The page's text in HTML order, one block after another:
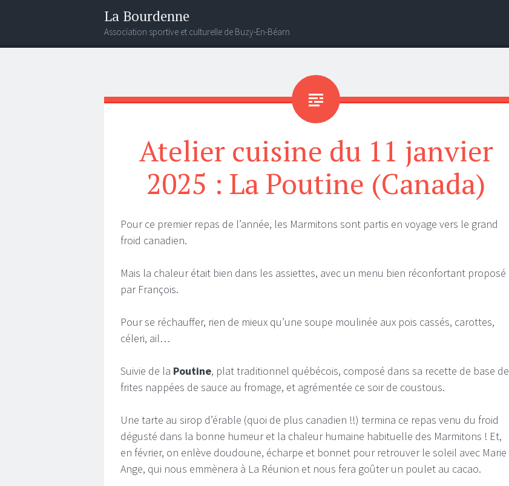
La Bourdenne
Association sportive et culturelle de Buzy-En-Béarn
Menu
Gadgets
Recherche
Atelier cuisine du 11 janvier
2025 : La Poutine (Canada)
Pour ce premier repas de l’année, les Marmitons sont partis en voyage vers le grand
froid canadien.
Mais la chaleur était bien dans les assiettes, avec un menu bien réconfortant proposé
par François.
Pour se réchauffer, rien de mieux qu’une soupe moulinée aux pois cassés, carottes,
céleri, ail…
Suivie de la Poutine, plat traditionnel québécois, composé dans sa recette de base de
frites nappées de sauce au fromage, et agrémentée ce soir de coustous.
Une tarte au sirop d’érable (quoi de plus canadien !!) termina ce repas venu du froid
dégusté dans la bonne humeur et la chaleur humaine habituelle des Marmitons ! Et,
en février, on enlève doudoune, écharpe et bonnet pour retrouver le soleil avec Marie
Ange, qui nous emmènera à La Réunion et nous fera goûter un poulet au cacao.